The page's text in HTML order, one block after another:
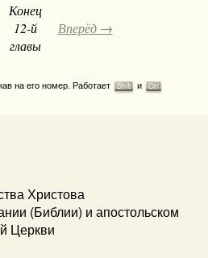
Конец
12-й
главы
Вперёд →
на его номер. Работает Shift и Ctrl
Христова
(Библии) и апостольском
Церкви